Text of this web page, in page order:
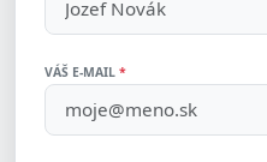
VÁŠ E-MAIL *